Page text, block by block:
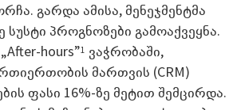
გარდა ამისა, მენეჯმენტმა
პროგნოზები გამოაქვეყნა.
hours”1 ვაჭრობაში,
მართვის (CRM)
ფასი 16%-ზე მეტით შემცირდა.